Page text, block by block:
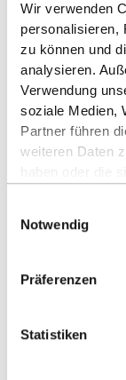
Wir verwenden
personalisieren,
zu können und
analysieren.
Verwendung
soziale Medien,
Partner führen
weiteren Daten
Alles zum
Notwendig
Präferenzen
Statistiken